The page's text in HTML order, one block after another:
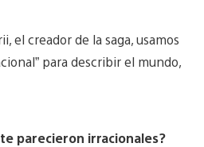
el creador de la saga, usamos
para describir el mundo,
parecieron irracionales?